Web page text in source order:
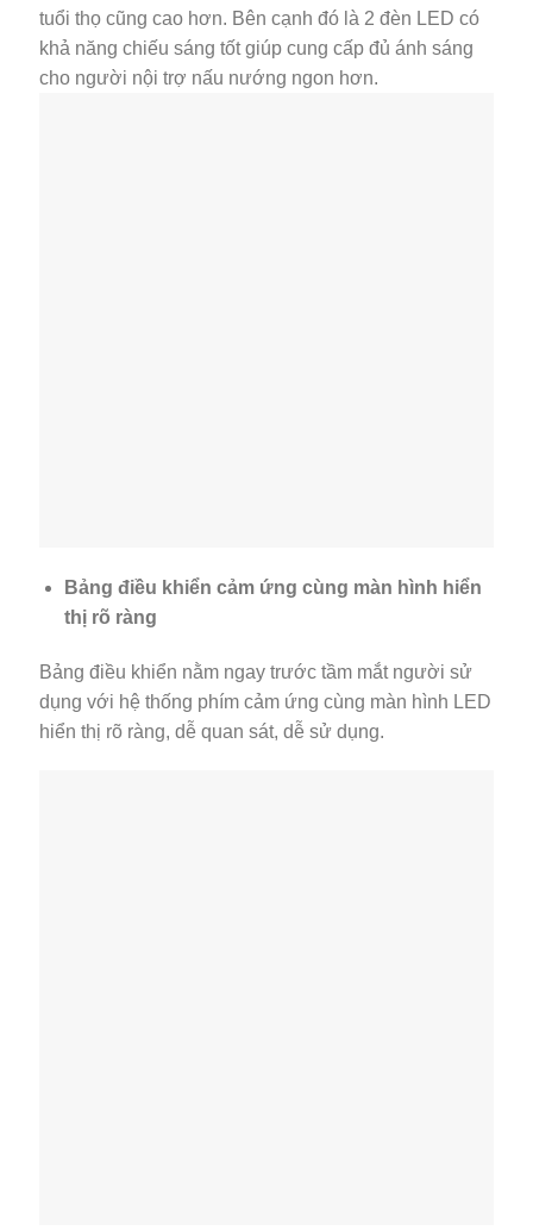
tuổi thọ cũng cao hơn. Bên cạnh đó là 2 đèn LED có
khả năng chiếu sáng tốt giúp cung cấp đủ ánh sáng
cho người nội trợ nấu nướng ngon hơn.
Bảng điều khiển cảm ứng cùng màn hình hiển
thị rõ ràng
Bảng điều khiển nằm ngay trước tầm mắt người sử
dụng với hệ thống phím cảm ứng cùng màn hình LED
hiển thị rõ ràng, dễ quan sát, dễ sử dụng.